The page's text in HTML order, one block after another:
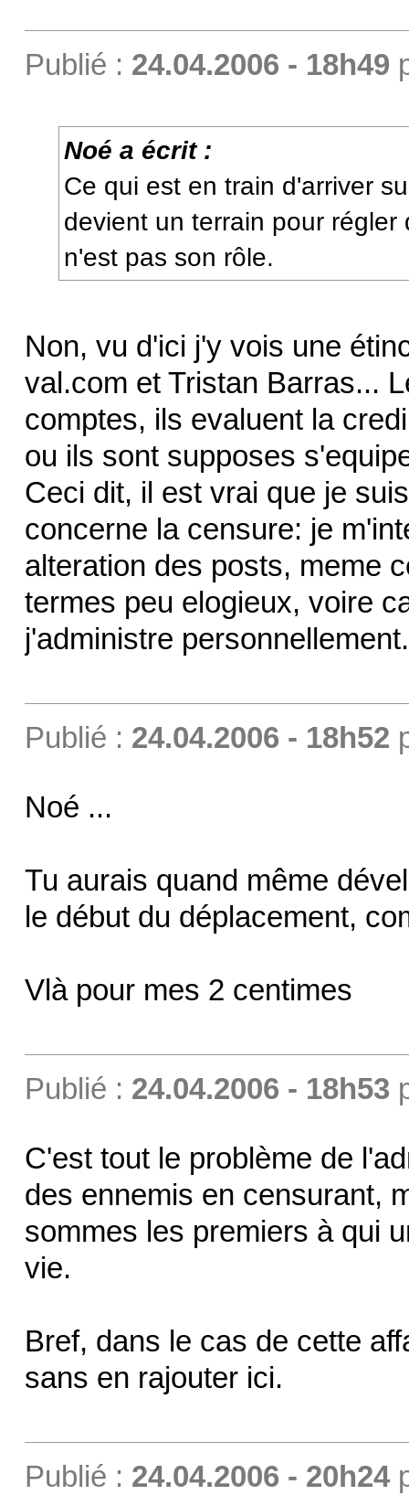
Publié : 24.04.2006 - 18h49
Noé a écrit :
Ce qui est en train d'arriver
devient un terrain pour
n'est pas son rôle.
Non, vu d'ici j'y vois une
val.com et Tristan Barras...
comptes, ils evaluent la
ou ils sont supposes
Ceci dit, il est vrai que je
concerne la censure: je
alteration des posts, meme
termes peu elogieux, voire
j'administre personnellement.
Publié : 24.04.2006 - 18h52
Noé ...
Tu aurais quand même
le début du déplacement,
Vlà pour mes 2 centimes
Publié : 24.04.2006 - 18h53
C'est tout le problème de
des ennemis en censurant,
sommes les premiers à qui
vie.
Bref, dans le cas de cette
sans en rajouter ici.
Publié : 24.04.2006 - 20h24